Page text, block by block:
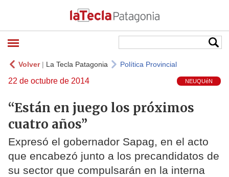
Volver| La Tecla Patagonia Política Provincial
22 de octubre de 2014 NEUQUéN
“Están en juego los próximos
cuatro años”
Expresó el gobernador Sapag, en el acto
que encabezó junto a los precandidatos de
su sector que compulsarán en la interna